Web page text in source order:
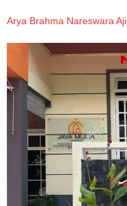
Arya Brahma Nareswara Aji
Rental
Motor
Honda
Vario
Murah
Pasuruan